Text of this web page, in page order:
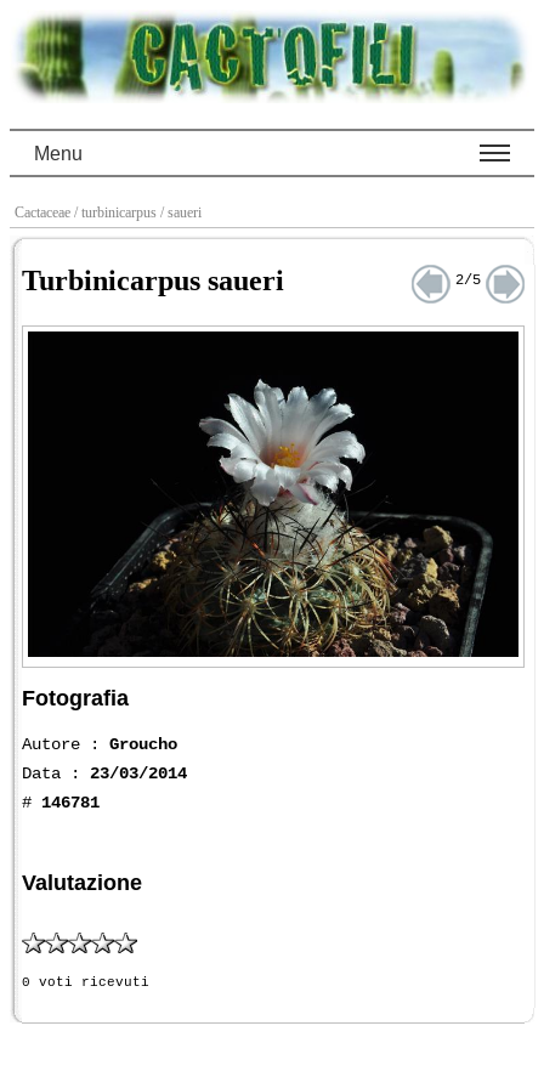
Menu
Cactaceae / turbinicarpus / saueri
Turbinicarpus saueri 2/5
Fotografia
Autore : Groucho
Data : 23/03/2014
# 146781
Valutazione
0 voti ricevuti